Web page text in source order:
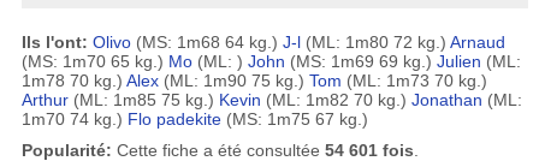
Ils l'ont: Olivo(MS: 1m68 64 kg.) J-l(ML: 1m80 72 kg.) Arnaud
(MS: 1m70 65 kg.) Mo(ML: ) John (MS: 1m69 69 kg.) Julien (ML:
1m78 70 kg.) Alex(ML: 1m90 75 kg.) Tom (ML: 1m73 70 kg.)
Arthur(ML: 1m85 75 kg.) Kevin (ML: 1m82 70 kg.) Jonathan (ML:
1m70 74 kg.) Flo padekite(MS: 1m75 67 kg.)
Popularité: Cette fiche a été consultée 54 601 fois